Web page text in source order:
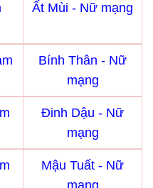
Ất Mùi - Nữ mạng
Bính Thân - Nữ
mạng
Đinh Dậu - Nữ
mạng
Mậu Tuất - Nữ
mạng